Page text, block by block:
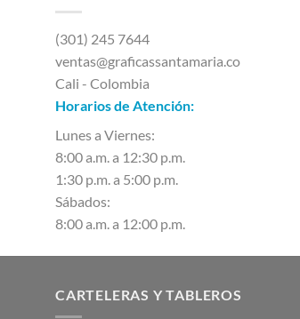
(301) 245 7644
ventas@graficassantamaria.co
Cali - Colombia
Horarios de Atención:
Lunes a Viernes:
8:00 a.m. a 12:30 p.m.
1:30 p.m. a 5:00 p.m.
Sábados:
8:00 a.m. a 12:00 p.m.
CARTELERAS Y TABLEROS